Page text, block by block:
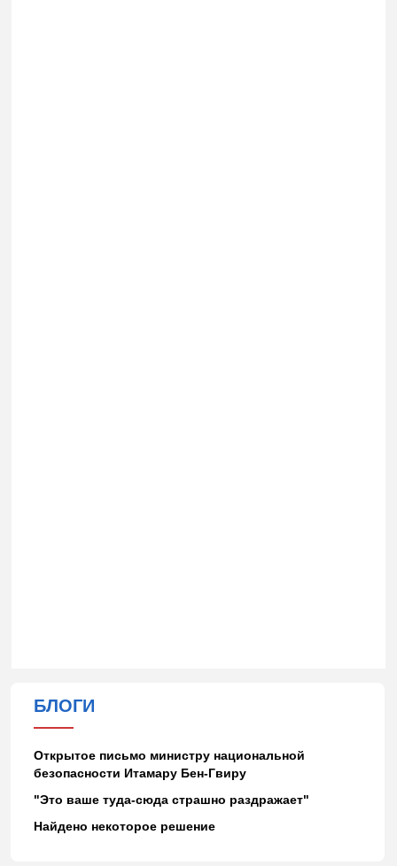
БЛОГИ
Открытое письмо министру национальной
безопасности Итамару Бен-Гвиру
"Это ваше туда-сюда страшно раздражает"
Найдено некоторое решение